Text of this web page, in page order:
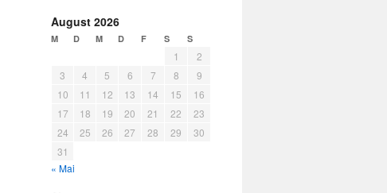
August 2026
M D M D F S S
1
2
3
4 5 6 7 8
9
10
11 12 13 14 15
16
17
18 19 20 21 22
23
24
25 26 27 28 29
30
31
« Mai